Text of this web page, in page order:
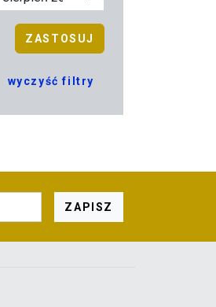
ZASTOSUJ
wyczyść filtry
ZAPISZ